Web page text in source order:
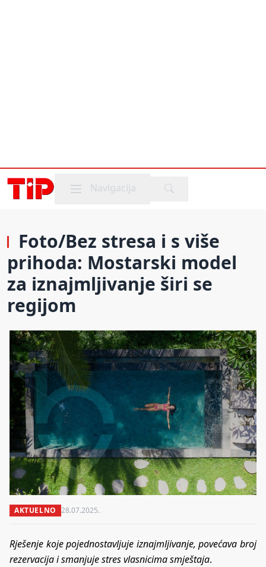
Mobile menu
Navigacija
Foto/Bez stresa i s više
prihoda: Mostarski model
za iznajmljivanje širi se
regijom
AKTUELNO 28.07.2025.
Rješenje koje pojednostavljuje iznajmljivanje, povećava broj
rezervacija i smanjuje stres vlasnicima smještaja.